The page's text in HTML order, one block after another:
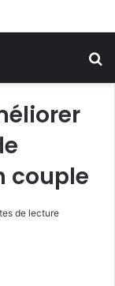
couple
de lecture